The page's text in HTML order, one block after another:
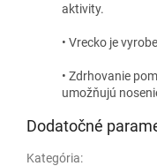
aktivity.
• Vrecko je
• Zdrhovanie
umožňujú
Dodatočné
Kategória: